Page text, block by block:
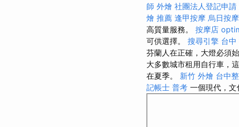
師 外燴 社團法人登記申請
燴 推薦 逢甲按摩 烏日按摩
高質量服務。 按摩店
可供選擇。 搜尋引擎 台中
芬蘭人在正確，大燈必須
大多數城市租用自行車，
在夏季。 新竹 外燴 台中
記帳士 普考 一個現代，文